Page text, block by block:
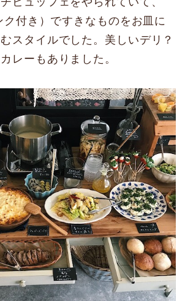
付き）ですきなものをお皿に
スタイルでした。美しいデリ？
レーもありました。